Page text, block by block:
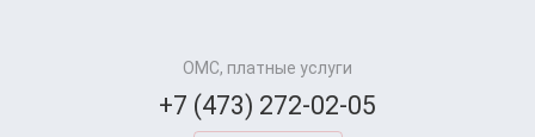
ОМС, платные услуги
+7 (473) 272-02-05